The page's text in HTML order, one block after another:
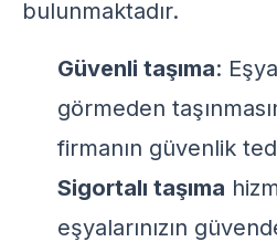
bulunmaktadır.
Güvenli taşıma:
görmeden
firmanın güvenlik
Sigortalı taşıma
eşyalarınızın